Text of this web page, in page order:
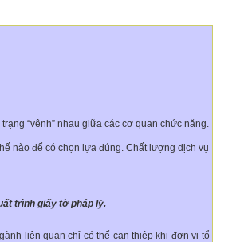
“vênh” nhau giữa các cơ quan chức năng.
nào để có chọn lựa đúng. Chất lượng dịch vụ
trình giấy tờ pháp lý.
liên quan chỉ có thể can thiệp khi đơn vị tổ